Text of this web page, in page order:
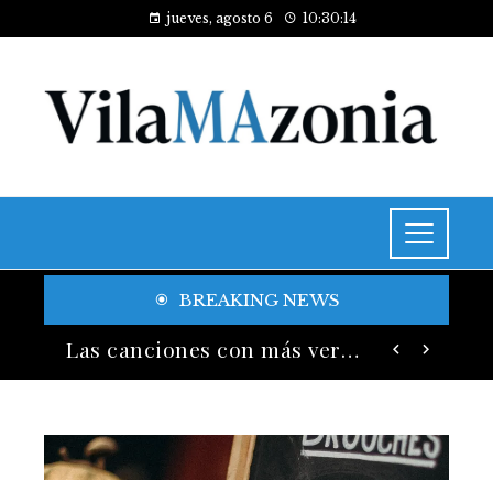
jueves, agosto 6 10:30:16
BREAKING NEWS
Las canciones con más versiones registradas en la industria musical